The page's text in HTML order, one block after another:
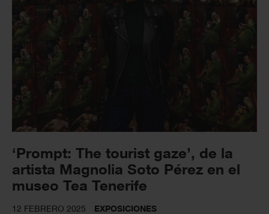
‘Prompt: The tourist gaze’, de la
artista Magnolia Soto Pérez en el
museo Tea Tenerife
12 FEBRERO 2025 EXPOSICIONES